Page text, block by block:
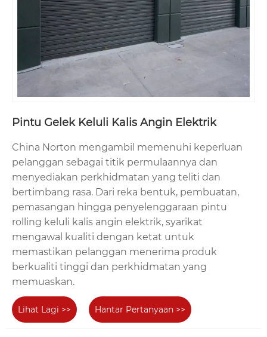
Pintu Gelek Keluli Kalis Angin Elektrik
China Norton mengambil memenuhi keperluan
pelanggan sebagai titik permulaannya dan
menyediakan perkhidmatan yang teliti dan
bertimbang rasa. Dari reka bentuk, pembuatan,
pemasangan hingga penyelenggaraan pintu
rolling keluli kalis angin elektrik, syarikat
mengawal kualiti dengan ketat untuk
memastikan pelanggan menerima produk
berkualiti tinggi dan perkhidmatan yang
memuaskan.
Lihat Lagi >> Hantar Pertanyaan >>